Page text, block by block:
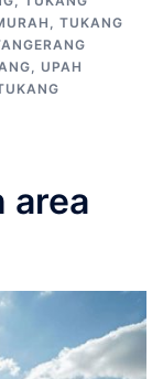
, TUKANG
, UPAH
area